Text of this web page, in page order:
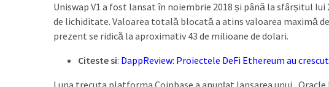
Uniswap V1 a fost lansat în noiembrie 2018 și până la sfârșitul
de lichiditate. Valoarea totală blocată a atins valoarea maximă
prezent se ridică la aproximativ 43 de milioane de dolari.
Citeste si: DappReview: Proiectele DeFi Ethereum au